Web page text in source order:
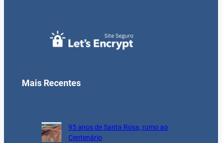
Mais Recentes
95 anos de Santa Rosa, rumo ao
Centenário